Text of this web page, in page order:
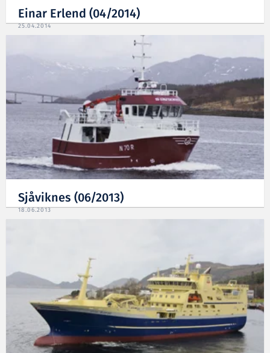
Einar Erlend (04/2014)
25.04.2014
Sjåviknes (06/2013)
18.06.2013